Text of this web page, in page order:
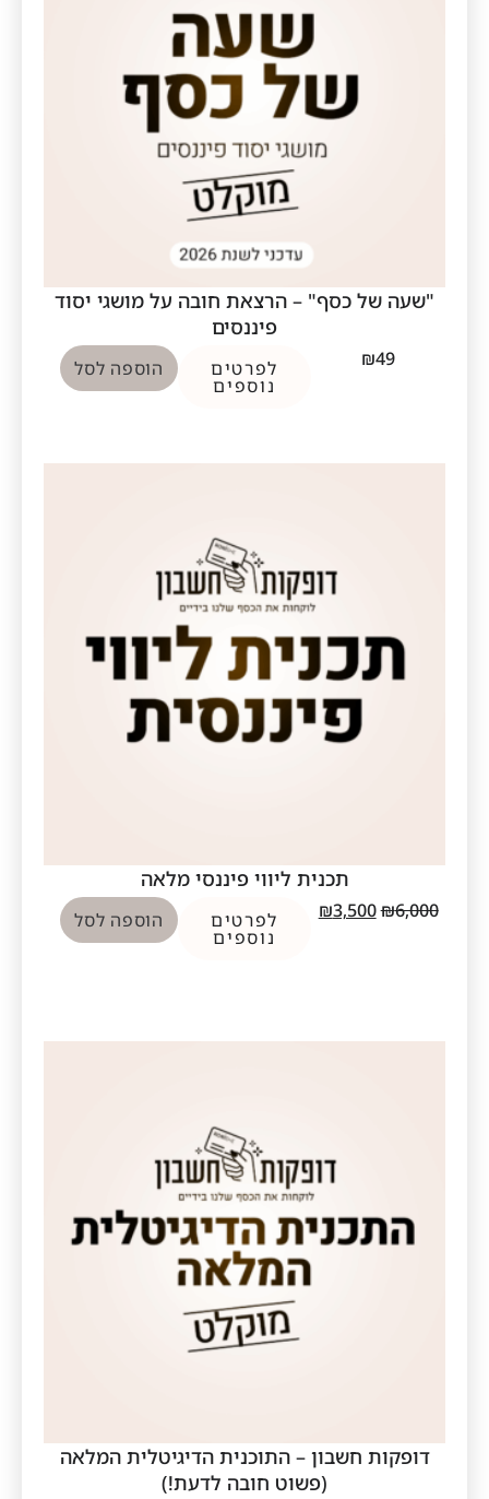
"שעה של כסף" – הרצאת חובה על מושגי יסוד
פיננסים
₪49 לפרטים
נוספים
הוספה לסל
תכנית ליווי פיננסי מלאה
₪6,000
₪3,500 לפרטים
נוספים
הוספה לסל
דופקות חשבון – התוכנית הדיגיטלית המלאה
(פשוט חובה לדעת!)